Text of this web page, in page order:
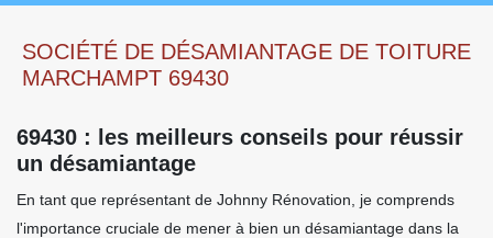
SOCIÉTÉ DE DÉSAMIANTAGE DE TOITURE
MARCHAMPT 69430
69430 : les meilleurs conseils pour réussir
un désamiantage
En tant que représentant de Johnny Rénovation, je comprends
l'importance cruciale de mener à bien un désamiantage dans la